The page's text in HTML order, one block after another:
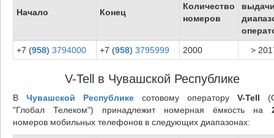
Начало Конец
Количество
номеров
+7 (958) 3794000 +7 (958) 3795999 2000 >
V-Tell в Чувашской Республике
В Чувашской Республикесотовому операторуV-Tell
"Глобал Телеком") принадлежит номерная ёмкость на
номеров мобильных телефонов в следующих диапазонах: